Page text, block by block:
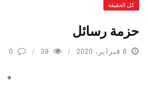
كل الحقيقة
حزمة رسائل
6 فبراير، 2020 39
0
*